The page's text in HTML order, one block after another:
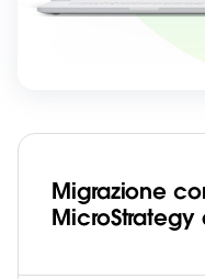
Migrazione
MicroStrategy